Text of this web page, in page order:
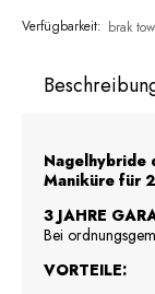
Verfügbarkeit: brak
Nagelhybride
Maniküre für
3 JAHRE
Bei
VORTEILE: